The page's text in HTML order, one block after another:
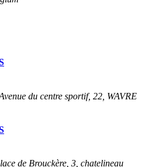
du centre sportif, 22, WAVRE
de Brouckère, 3, chatelineau